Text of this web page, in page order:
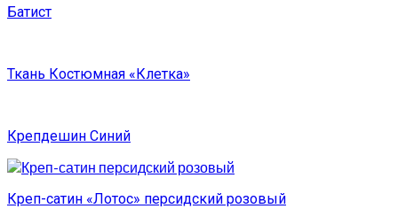
Батист
Ткань Костюмная «Клетка»
Крепдешин Синий
Креп-сатин «Лотос» персидский розовый